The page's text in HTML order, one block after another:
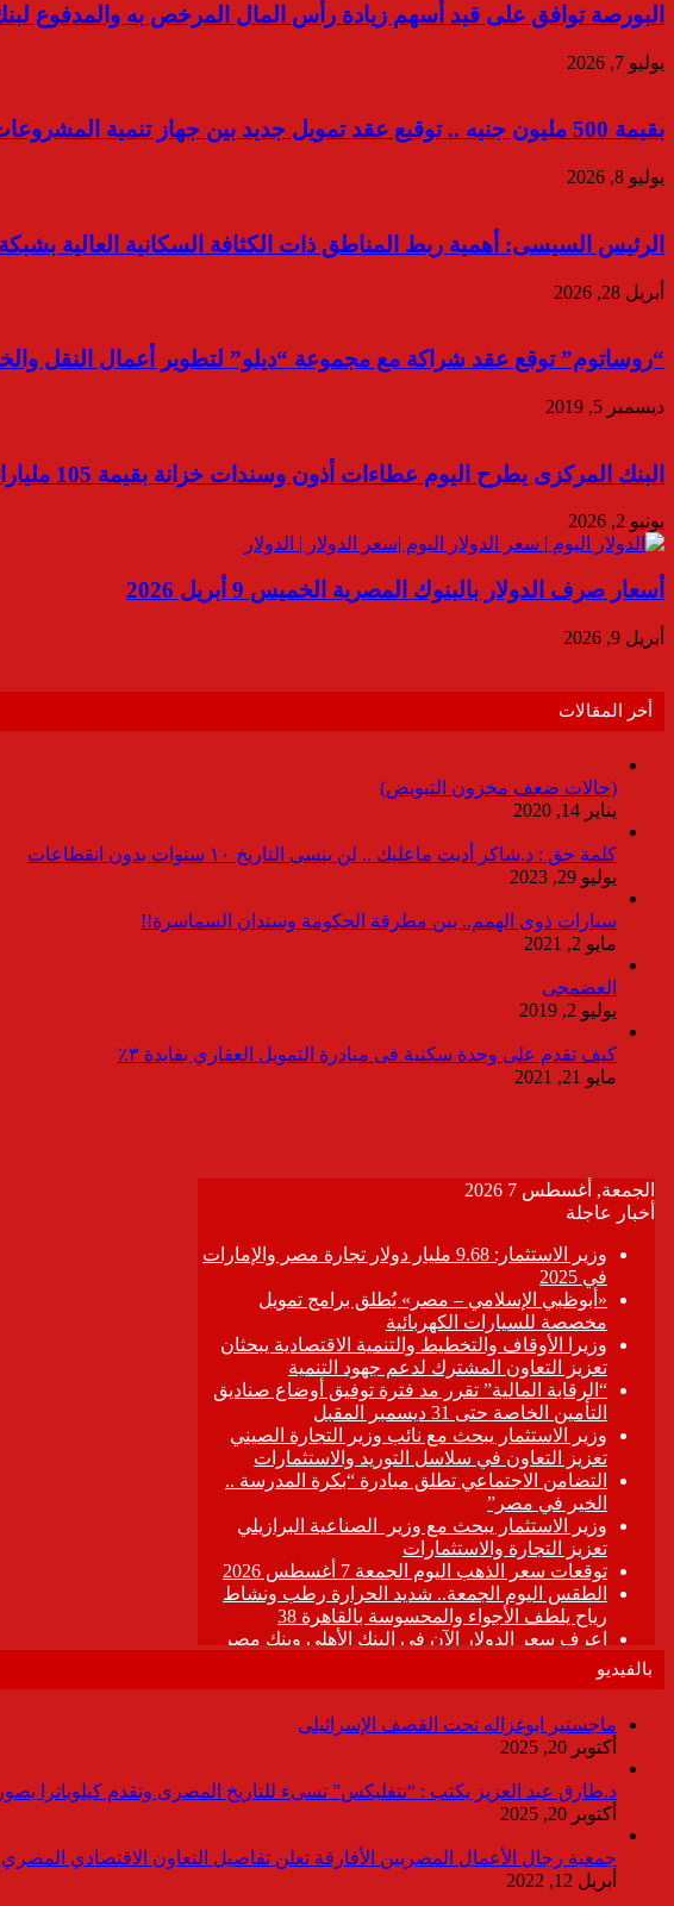
البورصة توافق على قيد أسهم زيادة رأس المال المرخص به والمدفوع
يوليو 7, 2026
بقيمة 500 مليون جنيه .. توقيع عقد تمويل جديد بين جهاز تنمية المشروعات وبنك مصر
يوليو 8, 2026
الرئيس السيسى: أهمية ربط المناطق ذات الكثافة السكانية العالية
أبريل 28, 2026
“روساتوم” توقع عقد شراكة مع مجموعة “ديلو” لتطوير أعمال النقل
ديسمبر 5, 2019
البنك المركزى يطرح اليوم عطاءات أذون وسندات خزانة بقيمة 105 مليارات جنيه
يونيو 2, 2026
أسعار صرف الدولار بالبنوك المصرية الخميس 9 أبريل 2026
أبريل 9, 2026
أخر المقالات
(حالات ضعف مخزون التبويض)
يناير 14, 2020
كلمة حق : د.شاكر أديت ماعليك .. لن ينسى التاريخ ١٠ سنوات بدون انقطاعات
يوليو 29, 2023
سيارات ذوى الهمم.. بين مطرقة الحكومة وسندان السماسرة!!
مايو 2, 2021
العضمجى
يوليو 2, 2019
كيف تقدم على وحدة سكنية فى مبادرة التمويل العقاري بفايدة ٣٪
مايو 21, 2021
بالفيديو
ماجستير ابوغزاله تحت القصف الإسرائيلى
أكتوبر 20, 2025
د.طارق عبد العزيز يكتب : “نتفليكس” تسىء للتاريخ المصرى وتقدم كيلوباترا
أكتوبر 20, 2025
جمعية رجال الأعمال المصريين الأفارقة تعلن تفاصيل التعاون الاقتصادي المصري
أبريل 12, 2022